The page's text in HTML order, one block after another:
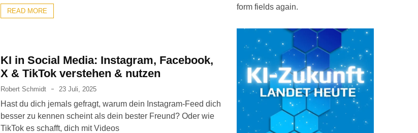
READ MORE
KI in Social Media: Instagram, Facebook,
X & TikTok verstehen & nutzen
Robert Schmidt 23 Juli, 2025
Hast du dich jemals gefragt, warum dein Instagram-Feed dich
besser zu kennen scheint als dein bester Freund? Oder wie
TikTok es schafft, dich mit Videos
form fields again.